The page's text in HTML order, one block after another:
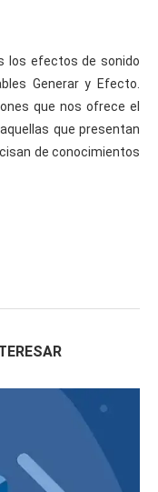
los efectos de sonido
Generar y Efecto.
que nos ofrece el
que presentan
de conocimientos